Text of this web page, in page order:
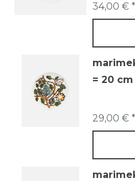
34,00 € *
= 20 cm
29,00 € *